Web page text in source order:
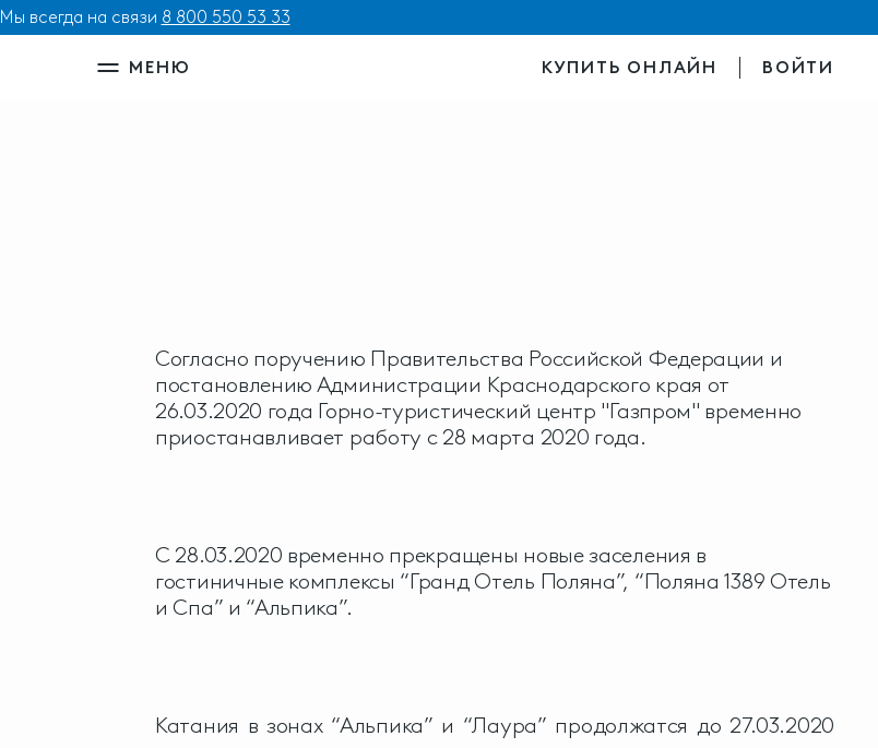
Мы всегда на связи 8 800 550 53 33
МЕНЮ КУПИТЬ ОНЛАЙН ВОЙТИ
Согласно поручению Правительства Российской Федерации и
постановлению Администрации Краснодарского края от
26.03.2020 года Горно-туристический центр "Газпром" временно
приостанавливает работу с 28 марта 2020 года.
С 28.03.2020 временно прекращены новые заселения в
гостиничные комплексы “Гранд Отель Поляна”, “Поляна 1389 Отель
и Спа” и “Альпика”.
Катания в зонах “Альпика” и “Лаура” продолжатся до 27.03.2020